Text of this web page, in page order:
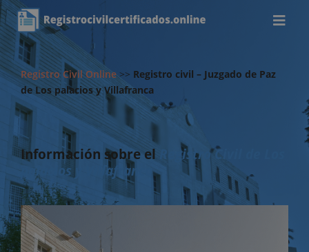
Registro Civil Online>> Registro civil – Juzgado de Paz
de Los palacios y Villafranca
Información sobre el
Registro Civil de Los
palacios y Villafranca